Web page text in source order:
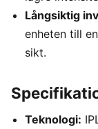
Långsiktig
enheten till
sikt.
Teknologi: